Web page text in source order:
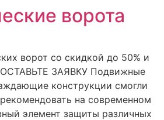
ворота
ворот со скидкой до 50% и
ОСТАВЬТЕ ЗАЯВКУ Подвижные
конструкции смогли
на современном
элемент защиты различных